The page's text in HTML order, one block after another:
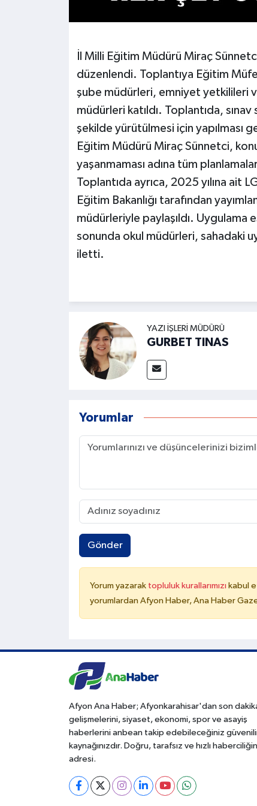
İl Milli Eğitim Müdürü Miraç
düzenlendi. Toplantıya Eğitim
şube müdürleri, emniyet yetkilileri
müdürleri katıldı. Toplantıda,
şekilde yürütülmesi için yapılması
Eğitim Müdürü Miraç Sünnetci,
yaşanmaması adına tüm
Toplantıda ayrıca, 2025 yılına ait
Eğitim Bakanlığı tarafından
müdürleriyle paylaşıldı. Uygulama
sonunda okul müdürleri, sahadaki
iletti.
YAZI İŞLERI MÜDÜRÜ
GURBET TINAS
Yorumlar
Gönder
Yorum yazarak topluluk kurallarımızı kabul
yorumlardan Afyon Haber, Ana Haber
Afyon Ana Haber; Afyonkarahisar'dan son
gelişmelerini, siyaset, ekonomi, spor ve asayiş
haberlerini anbean takip edebileceğiniz
kaynağınızdır. Doğru, tarafsız ve hızlı haberciliğin
adresi.